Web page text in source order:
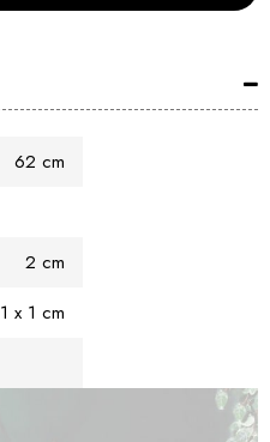
62 cm
2 cm
1 x 1 cm